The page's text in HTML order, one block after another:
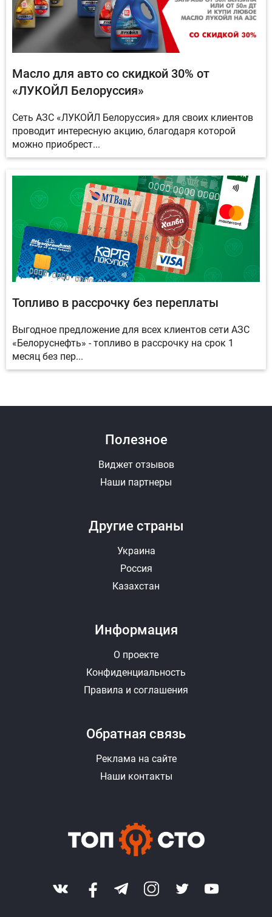
Масло для авто со скидкой 30% от
«ЛУКОЙЛ Белоруссия»
Сеть АЗС «ЛУКОЙЛ Белоруссия» для своих клиентов
проводит интересную акцию, благодаря которой
можно приобрест...
Топливо в рассрочку без переплаты
Выгодное предложение для всех клиентов сети АЗС
«Белоруснефть» - топливо в рассрочку на срок 1
месяц без пер...
Другие страны
Украина
Россия
Казахстан
Полезное
Виджет отзывов
Наши партнеры
Информация
О проекте
Конфиденциальность
Правила и соглашения
Обратная связь
Реклама на сайте
Наши контакты